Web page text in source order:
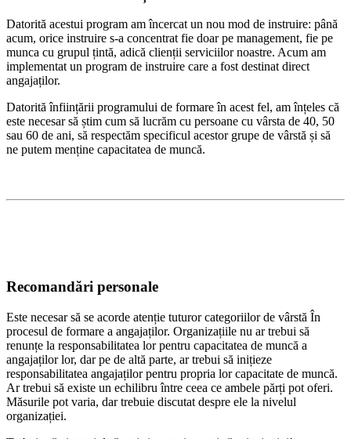
Datorită acestui program am încercat un nou mod de instruire: până
acum, orice instruire s-a concentrat fie doar pe management, fie pe
munca cu grupul țintă, adică clienții serviciilor noastre. Acum am
implementat un program de instruire care a fost destinat direct
angajaților.
Datorită înființării programului de formare în acest fel, am înțeles că
este necesar să știm cum să lucrăm cu persoane cu vârsta de 40, 50
sau 60 de ani, să respectăm specificul acestor grupe de vârstă și să
ne putem menține capacitatea de muncă.
Recomandări personale
Este necesar să se acorde atenție tuturor categoriilor de vârstă În
procesul de formare a angajaților. Organizațiile nu ar trebui să
renunțe la responsabilitatea lor pentru capacitatea de muncă a
angajaților lor, dar pe de altă parte, ar trebui să inițieze
responsabilitatea angajaților pentru propria lor capacitate de muncă.
Ar trebui să existe un echilibru între ceea ce ambele părți pot oferi.
Măsurile pot varia, dar trebuie discutat despre ele la nivelul
organizației.